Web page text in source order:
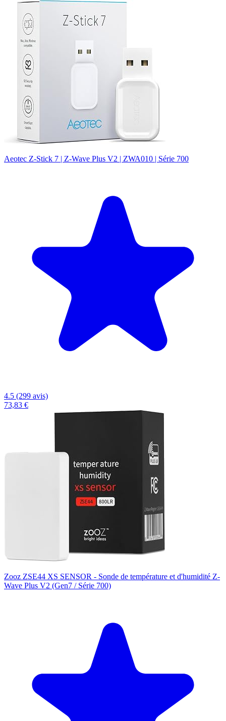
Aeotec Z-Stick 7 | Z-Wave Plus V2 | ZWA010 | Série 700
4.5 (299 avis)
73,83 €
Zooz ZSE44 XS SENSOR - Sonde de température et d'humidité Z-
Wave Plus V2 (Gen7 / Série 700)